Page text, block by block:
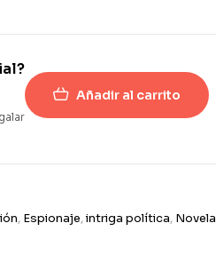
Añadir al carrito
, Espionaje,intriga política, Novela